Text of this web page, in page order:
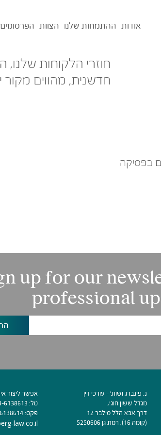
אודות ההתמחות שלנו הצוות הפרסומים
חוזרי הלקוחות שלנו,
חדשנית, מהווים מקור
בפסיקה
up for our
professional
נ. פינברג ושות׳ - עורכי דין
מגדל ששון חוגי,
דרך אבא הלל סילבר 12
(קומה 16), רמת גן 5250606
אפשר ליצור
טל: 6138613
פקס:
law.co.il